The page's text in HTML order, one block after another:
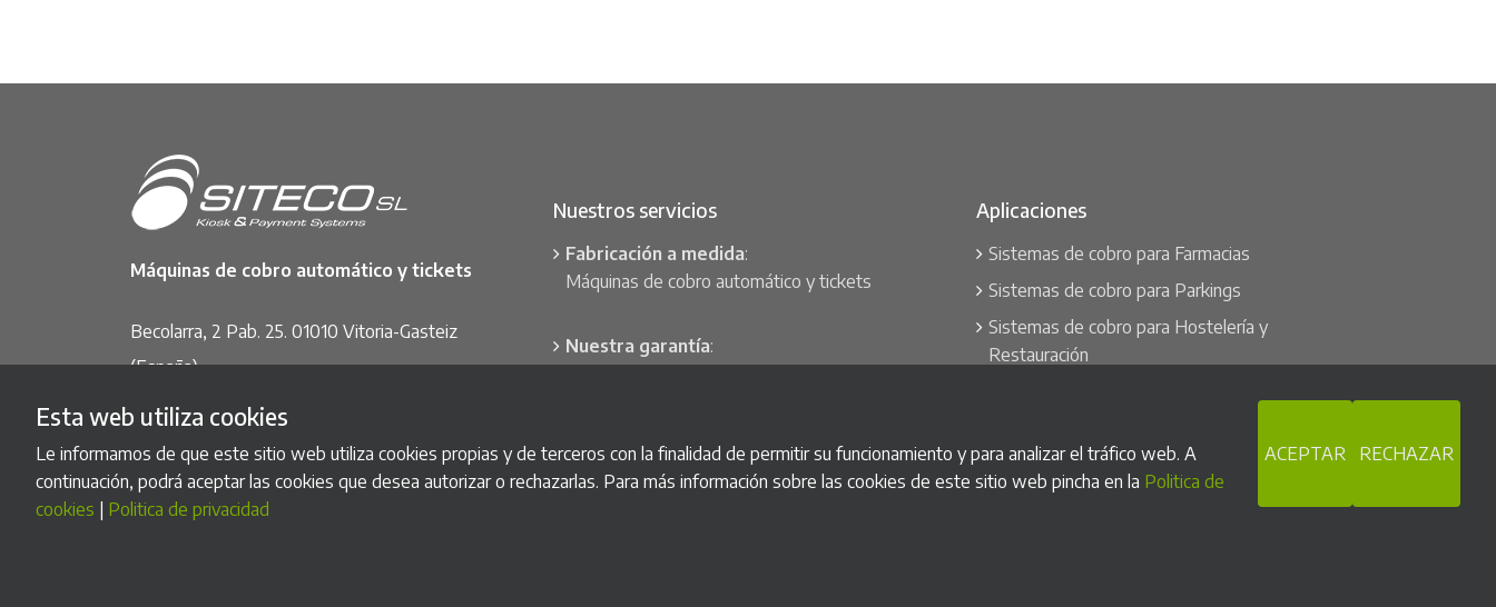
Máquinas de cobro automático y tickets
Becolarra, 2 Pab. 25. 01010 Vitoria-Gasteiz
(España)
Teléfono: (+34) 945 22 30 54
Email:info@sitecosl.net
Nuestros servicios
Fabricación a medida:
Máquinas de cobro automático y tickets
Nuestra garantía:
Aplicaciones
Sistemas de cobro para Farmacias
Sistemas de cobro para Parkings
Sistemas de cobro para Hostelería y
Restauración
Sistemas de cobro para Instalaciones Deportivas
Sistemas de cobro para Admnistraciones
Esta web utiliza cookies
Le informamos de que este sitio web utiliza cookies propias y de terceros con la finalidad de permitir su funcionamiento y para analizar el tráfico web. A
continuación, podrá aceptar las cookies que desea autorizar o rechazarlas. Para más información sobre las cookies de este sitio web pincha en la Politica de
cookies
Politica de privacidad
ACEPTAR RECHAZAR